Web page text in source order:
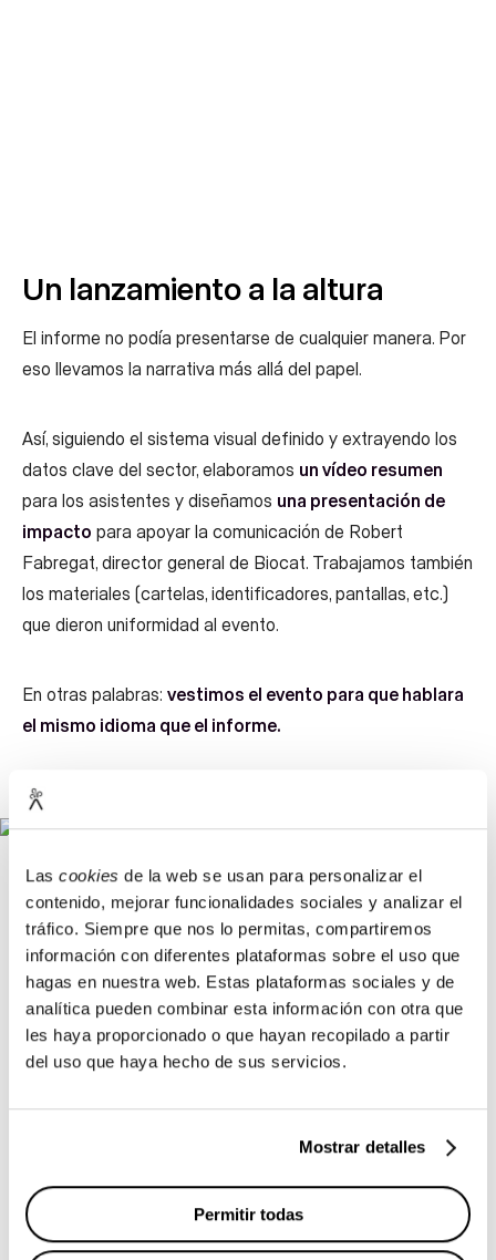
Las cookies de la web se usan para personalizar el
contenido, mejorar funcionalidades sociales y analizar el
tráfico. Siempre que nos lo permitas, compartiremos
información con diferentes plataformas sobre el uso que
hagas en nuestra web. Estas plataformas sociales y de
analítica pueden combinar esta información con otra que
les haya proporcionado o que hayan recopilado a partir
del uso que haya hecho de sus servicios.
Mostrar detalles
Permitir todas
Un lanzamiento a la altura
El informe no podía presentarse de cualquier manera. Por
eso llevamos la narrativa más allá del papel.
Así, siguiendo el sistema visual definido y extrayendo los
datos clave del sector, elaboramos un vídeo resumen
para los asistentes y diseñamos una presentación de
impacto para apoyar la comunicación de Robert
Fabregat, director general de Biocat. Trabajamos también
los materiales (cartelas, identificadores, pantallas, etc.)
que dieron uniformidad al evento.
En otras palabras: vestimos el evento para que hablara
el mismo idioma que el informe.
Cataluña ha situado la ciencia
como uno de los pilares del modelo
de país. La asociación entre
territorio, conocimiento y valores
humanos marca la diferencia entre
seguir o liderar. Cataluña quiere
ser motor, quiere ser protagonista y
quiere liderar.